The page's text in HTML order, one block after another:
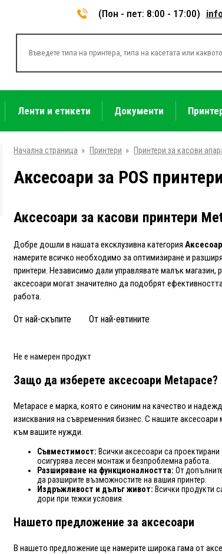
(Пон - пет: 8:00 - 17:00)
Ленти и етикети Документи
Начална страница » Принтери » Принтери за касови
Аксесоари за POS
Аксесоари за касови принтери
Добре дошли в нашата ексклузивна категория
намерите всичко необходимо за оптимизиране и
принтери. Независимо дали управлявате малък магазин,
аксесоари могат значително да подобрят
работа.
От най-скъпите От най-евтините
Не е намерен продукт
Защо да изберете аксесоари Metapace?
Metapace е марка, която е синоним на качество и
изисквания на съвременния бизнес. С нашите
към вашите нужди.
Съвместимост: Всички аксесоари са
осигурява лесен монтаж и безпроблемна работа.
Разширяване на функционалността: От
да разширите възможностите на вашия принтер.
Издръжливост и дълъг живот: Всички продукти
дори при тежки условия.
Нашето предложение за аксесоари
В нашето предложение ще намерите широка гама от